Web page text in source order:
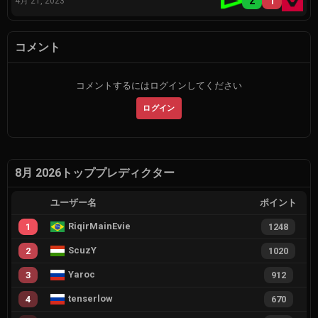
コメント
コメントするにはログインしてください
ログイン
8月 2026トッププレディクター
ユーザー名 ポイント
1 RiqirMainEvie 1248
2 ScuzY 1020
3 Yaroc 912
4 tenserlow 670